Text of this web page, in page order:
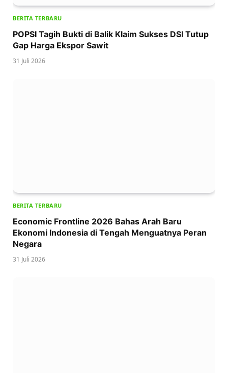
BERITA TERBARU
POPSI Tagih Bukti di Balik Klaim Sukses DSI Tutup
Gap Harga Ekspor Sawit
31 Juli 2026
BERITA TERBARU
Economic Frontline 2026 Bahas Arah Baru
Ekonomi Indonesia di Tengah Menguatnya Peran
Negara
31 Juli 2026